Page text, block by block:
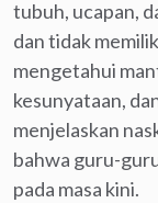
tubuh, ucapan,
dan tidak
mengetahui
kesunyataan,
menjelaskan
bahwa guru-
pada masa kini.